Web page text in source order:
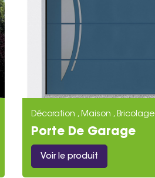
Décoration , Maison , Bricolage
Porte De Garage
Voir le produit